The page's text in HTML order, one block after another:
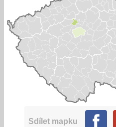
Sdílet mapku